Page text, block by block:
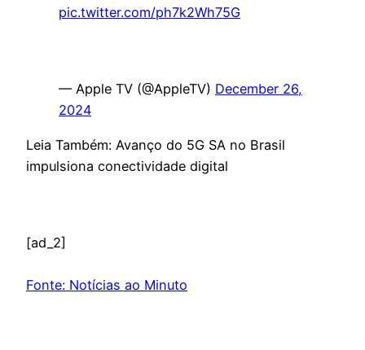
pic.twitter.com/ph7k2Wh75G
— Apple TV (@AppleTV) December 26,
2024
Leia Também: Avanço do 5G SA no Brasil
impulsiona conectividade digital
[ad_2]
Fonte: Notícias ao Minuto